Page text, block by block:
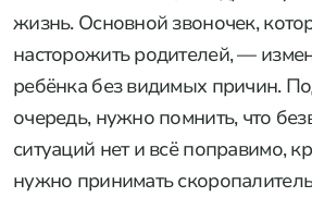
жизнь. Основной звоночек,
насторожить родителей, —
ребёнка без видимых причин.
очередь, нужно помнить, что
ситуаций нет и всё поправимо,
нужно принимать